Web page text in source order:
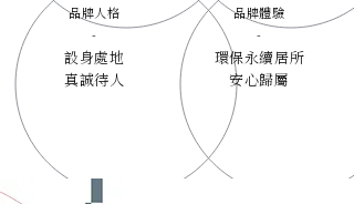
品牌人格
-
設身處地
​真誠待人
品牌體驗
-
環保永續居所
安心歸屬